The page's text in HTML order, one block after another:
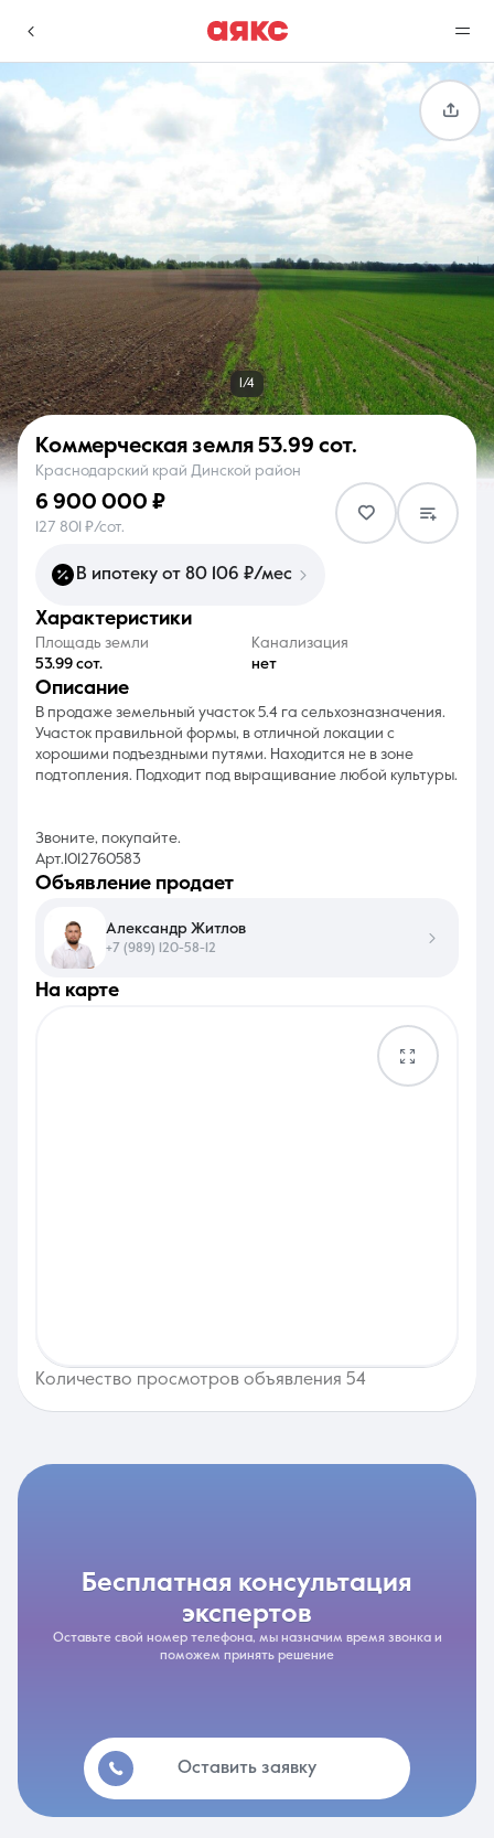
Избранное
0 объявлений
Сравнение
0 объявлений
Услуги
О компании Контакты
8 (861) 297-00-00
1/4
Коммерческая земля 53.99 сот.
Краснодарский край Динской район
6 900 000 ₽
127 801 ₽/сот.
В ипотеку от 80 106 ₽/мес
характеристики
Площадь земли
53.99 сот.
Канализация
нет
описание
В продаже земельный участок 5.4 га сельхозназначения.
Участок правильной формы, в отличной локации с
хорошими подъездными путями. Находится не в зоне
подтопления. Подходит под выращивание любой культуры.
Звоните, покупайте.
Арт.1012760583
на карте
Количество просмотров объявления 54
объявление продает
Александр Житлов
+7 (989) 120-58-12
бесплатная консультация
экспертов
Оставьте свой номер телефона, мы назначим время звонка и
поможем принять решение
Оставить заявку